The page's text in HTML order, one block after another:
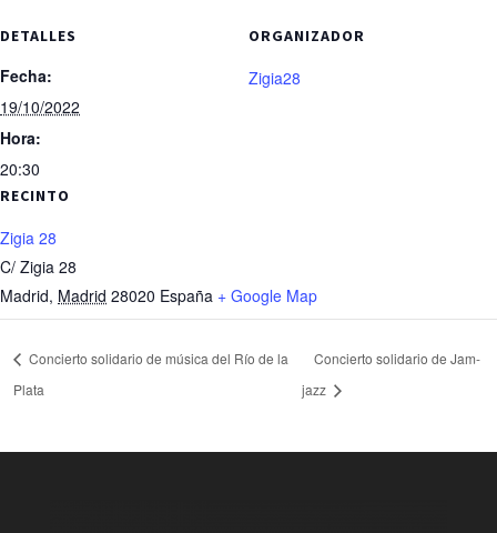
DETALLES
Fecha:
19/10/2022
Hora:
20:30
RECINTO
Zigia 28
C/ Zigia 28
Madrid, Madrid 28020 España + Google Map
ORGANIZADOR
Zigia28
Concierto solidario de música del Río de la
Plata
Concierto solidario de Jam-
jazz